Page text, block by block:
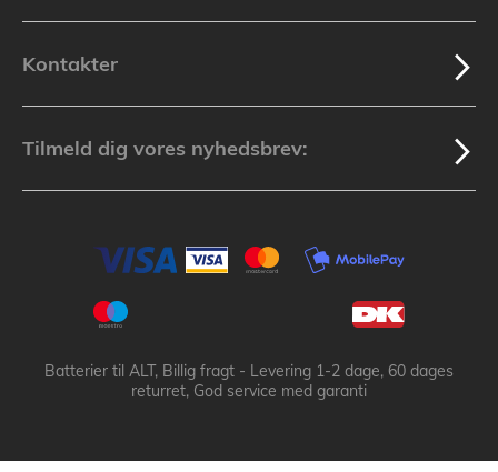
Kontakter
Tilmeld dig vores nyhedsbrev:
Batterier til ALT, Billig fragt - Levering 1-2 dage, 60 dages
returret, God service med garanti